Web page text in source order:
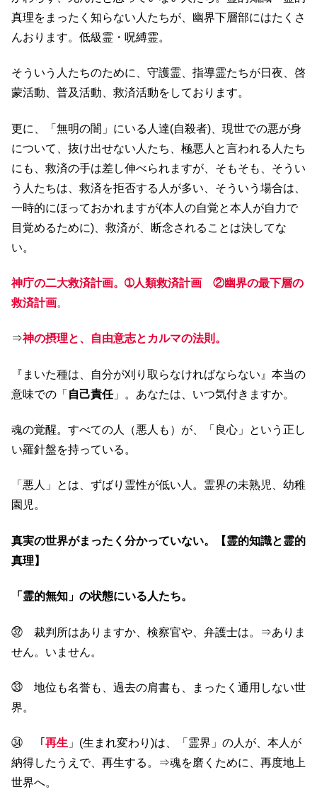
真理をまったく知らない人たちが、幽界下層部にはたくさ
んおります。低級霊・呪縛霊。
そういう人たちのために、守護霊、指導霊たちが日夜、啓
蒙活動、普及活動、救済活動をしております。
更に、「無明の闇」にいる人達(自殺者)、現世での悪が身
について、抜け出せない人たち、極悪人と言われる人たち
にも、救済の手は差し伸べられますが、そもそも、そうい
う人たちは、救済を拒否する人が多い、そういう場合は、
一時的にほっておかれますが(本人の自覚と本人が自力で
目覚めるために)、救済が、断念されることは決してな
い。
神庁の二大救済計画。➀人類救済計画 ②幽界の最下層の
救済計画。
⇒神の摂理と、自由意志とカルマの法則。
『まいた種は、自分が刈り取らなければならない』本当の
意味での「 自己責任」。あなたは、いつ気付きますか。
魂の覚醒。すべての人（悪人も）が、「良心」という正し
い羅針盤を持っている。
「悪人」とは、ずばり霊性が低い人。霊界の未熟児、幼稚
園児。
真実の世界がまったく分かっていない。【霊的知識と霊的
真理】
「霊的無知」の状態にいる人たち。
㉜ 裁判所はありますか、検察官や、弁護士は。⇒ありま
せん。いません。
㉝ 地位も名誉も、過去の肩書も、まったく通用しない世
界。
㉞ 「 再生 」(生まれ変わり)は、「霊界」の人が、本人が
納得したうえで、再生する。⇒魂を磨くために、再度地上
世界へ。